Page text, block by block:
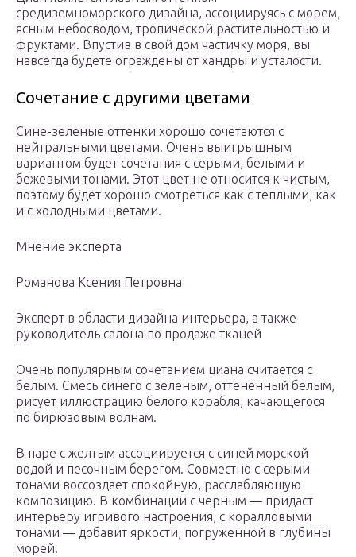
средиземноморского дизайна, ассоциируясь с морем,
ясным небосводом, тропической растительностью и
фруктами. Впустив в свой дом частичку моря, вы
навсегда будете ограждены от хандры и усталости.
Сочетание с другими цветами
Сине-зеленые оттенки хорошо сочетаются с
нейтральными цветами. Очень выигрышным
вариантом будет сочетания с серыми, белыми и
бежевыми тонами. Этот цвет не относится к чистым,
поэтому будет хорошо смотреться как с теплыми, как
и с холодными цветами.
Мнение эксперта
Романова Ксения Петровна
Эксперт в области дизайна интерьера, а также
руководитель салона по продаже тканей
Очень популярным сочетанием циана считается с
белым. Смесь синего с зеленым, оттененный белым,
рисует иллюстрацию белого корабля, качающегося
по бирюзовым волнам.
В паре с желтым ассоциируется с синей морской
водой и песочным берегом. Совместно с серыми
тонами воссоздает спокойную, расслабляющую
композицию. В комбинации с черным — придаст
интерьеру игривого настроения, с коралловыми
тонами — добавит яркости, погруженной в глубины
морей.